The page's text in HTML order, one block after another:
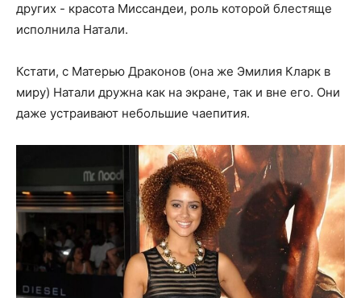
других - красота Миссандеи, роль которой блестяще
исполнила Натали.
Кстати, с Матерью Драконов (она же Эмилия Кларк в
миру) Натали дружна как на экране, так и вне его. Они
даже устраивают небольшие чаепития.